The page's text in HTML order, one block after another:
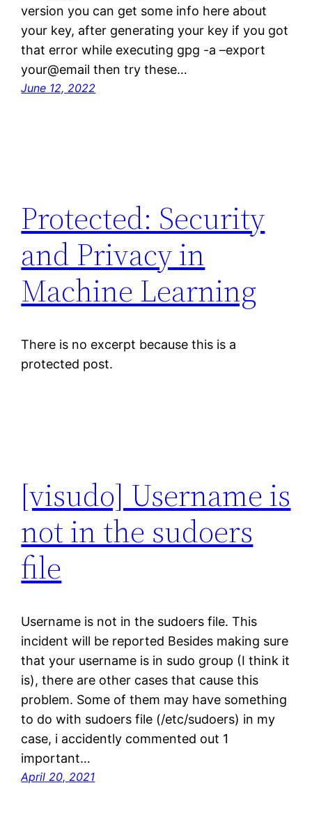
version you can get some info here about
your key, after generating your key if you got
that error while executing gpg -a –export
your@email then try these…
June 12, 2022
Protected: Security
and Privacy in
Machine Learning
There is no excerpt because this is a
protected post.
[visudo] Username is
not in the sudoers
file
Username is not in the sudoers file. This
incident will be reported Besides making sure
that your username is in sudo group (I think it
is), there are other cases that cause this
problem. Some of them may have something
to do with sudoers file (/etc/sudoers) in my
case, i accidently commented out 1
important…
April 20, 2021